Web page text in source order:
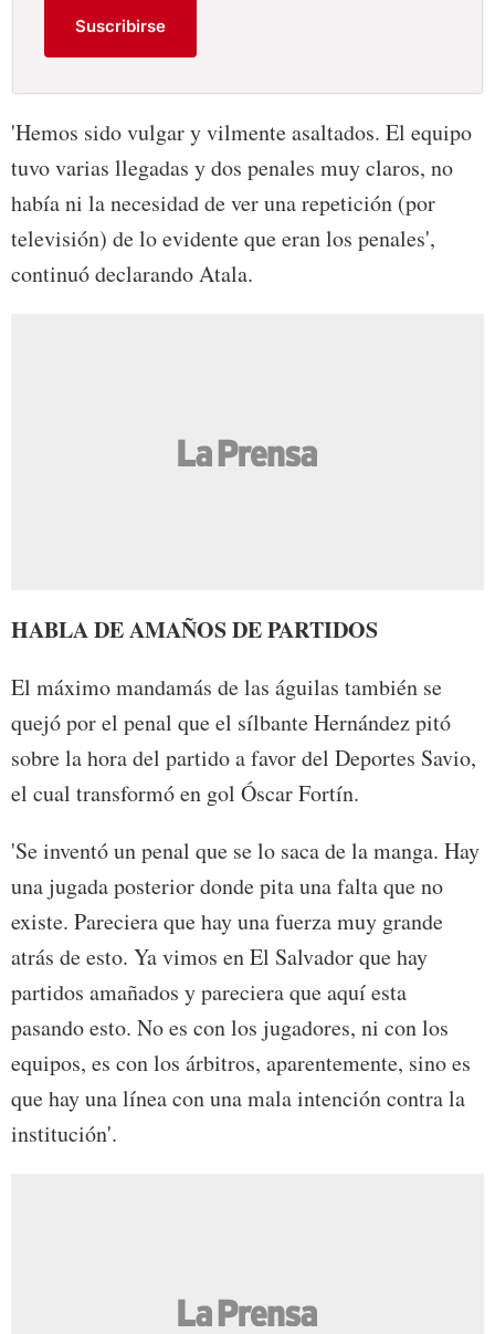
Suscribirse
'Hemos sido vulgar y vilmente asaltados. El equipo
tuvo varias llegadas y dos penales muy claros, no
había ni la necesidad de ver una repetición (por
televisión) de lo evidente que eran los penales',
continuó declarando Atala.
HABLA DE AMAÑOS DE PARTIDOS
El máximo mandamás de las águilas también se
quejó por el penal que el sílbante Hernández pitó
sobre la hora del partido a favor del Deportes Savio,
el cual transformó en gol Óscar Fortín.
'Se inventó un penal que se lo saca de la manga. Hay
una jugada posterior donde pita una falta que no
existe. Pareciera que hay una fuerza muy grande
atrás de esto. Ya vimos en El Salvador que hay
partidos amañados y pareciera que aquí esta
pasando esto. No es con los jugadores, ni con los
equipos, es con los árbitros, aparentemente, sino es
que hay una línea con una mala intención contra la
institución'.